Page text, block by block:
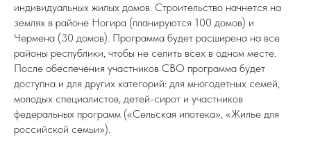
индивидуальных жилых домов. Строительство начнется на
землях в районе Ногира (планируются 100 домов) и
Чермена (30 домов). Программа будет расширена на все
районы республики, чтобы не селить всех в одном месте.
После обеспечения участников СВО программа будет
доступна и для других категорий: для многодетных семей,
молодых специалистов, детей-сирот и участников
федеральных программ («Сельская ипотека», «Жилье для
российской семьи»).